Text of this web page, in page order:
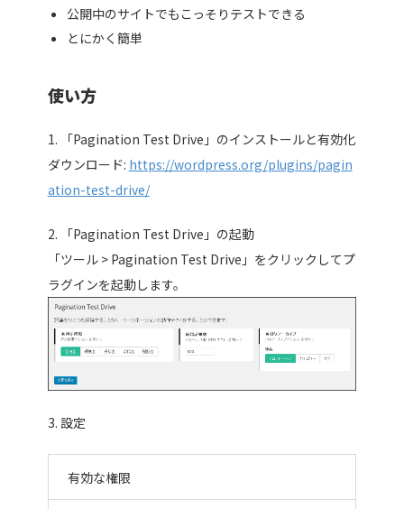
公開中のサイトでもこっそりテストできる
とにかく簡単
使い方
1. 「Pagination Test Drive」のインストールと有効化
ダウンロード: https://wordpress.org/plugins/pagin
ation-test-drive/
2. 「Pagination Test Drive」の起動
「ツール > Pagination Test Drive」をクリックしてプ
ラグインを起動します。
3. 設定
有効な権限